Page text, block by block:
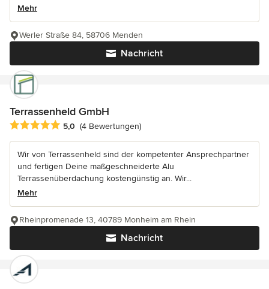
Mehr
Nachricht
Werler Straße 84, 58706 Menden
Terrassenheld GmbH
Durchschnittliche Bewertung: 5 von 5 Sternen
5,0 (4 Bewertungen)
Wir von Terrassenheld sind der kompetenter Ansprechpartner
und fertigen Deine maßgeschneiderte Alu
Terrassenüberdachung kostengünstig an. Wir...
Mehr
Nachricht
Rheinpromenade 13, 40789 Monheim am Rhein